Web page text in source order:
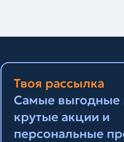
Твоя рассылка
Самые выгодные
крутые акции и
персональные